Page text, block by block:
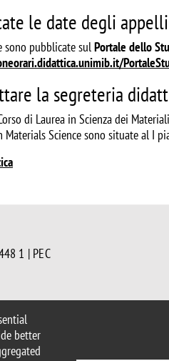
better
le date degli appelli
sono pubblicate sulPortale dello
la segreteria
di Laurea in Scienza dei
Science sono situate al I
1 | PEC
Accessibility